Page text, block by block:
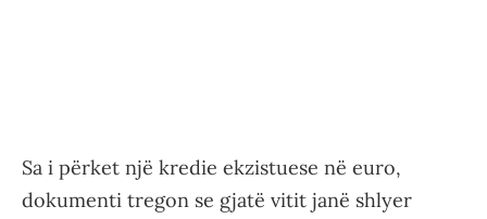
Sa i përket një kredie ekzistuese në euro,
dokumenti tregon se gjatë vitit janë shlyer